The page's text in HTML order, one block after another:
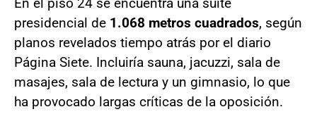
En el piso 24 se encuentra una suite
presidencial de 1.068 metros cuadrados, según
planos revelados tiempo atrás por el diario
Página Siete. Incluiría sauna, jacuzzi, sala de
masajes, sala de lectura y un gimnasio, lo que
ha provocado largas críticas de la oposición.